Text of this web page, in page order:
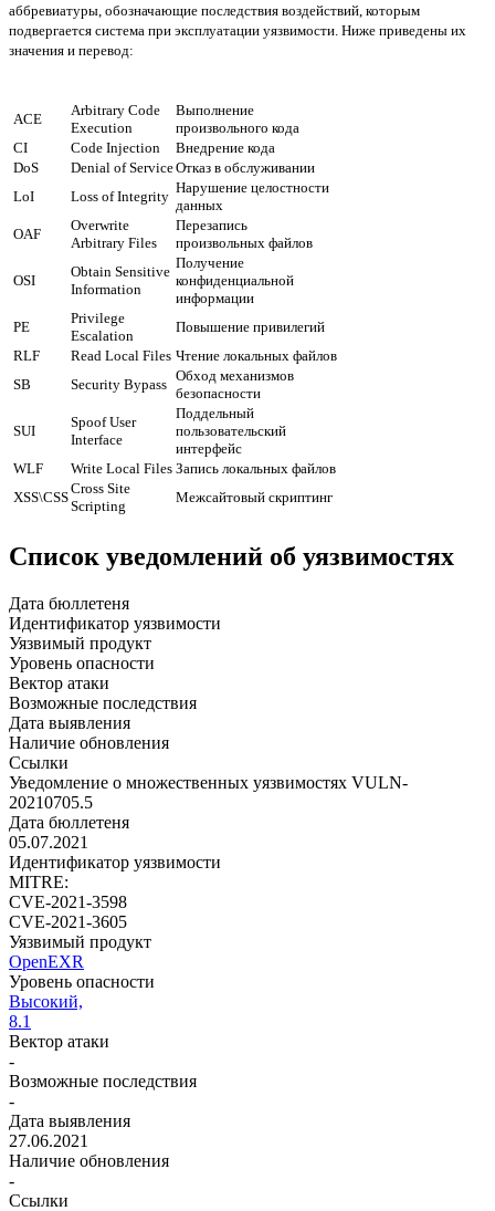
аббревиатуры, обозначающие последствия воздействий, которым
подвергается система при эксплуатации уязвимости. Ниже приведены их
значения и перевод:
ACE
Arbitrary Code
Execution
Выполнение
произвольного кода
CI
Code Injection
Внедрение кода
DoS
Denial of ServiceОтказ в обслуживании
LoI
Loss of Integrity
Нарушение целостности
данных
OAF
Overwrite
Arbitrary Files
Перезапись
произвольных файлов
OSI
Obtain Sensitive
Information
Получение
конфиденциальной
информации
PE
Privilege
Escalation
Повышение привилегий
RLF
Read Local Files Чтение локальных файлов
SB
Security Bypass
Обход механизмов
безопасности
SUI
Spoof User
Interface
Поддельный
пользовательский
интерфейс
WLF
Write Local Files Запись локальных файлов
XSS\CSS
Cross Site
Scripting
Межсайтовый скриптинг
Список уведомлений об уязвимостях
Дата бюллетеня
Идентификатор уязвимости
Уязвимый продукт
Уровень опасности
Вектор атаки
Возможные последствия
Дата выявления
Наличие обновления
Ссылки
Уведомление о множественных уязвимостях VULN-
20210705.5
Дата бюллетеня
05.07.2021
Идентификатор уязвимости
MITRE:
CVE-2021-3598
CVE-2021-3605
Уязвимый продукт
OpenEXR
Уровень опасности
Высокий,
8.1
Вектор атаки
-
Возможные последствия
-
Дата выявления
27.06.2021
Наличие обновления
-
Ссылки